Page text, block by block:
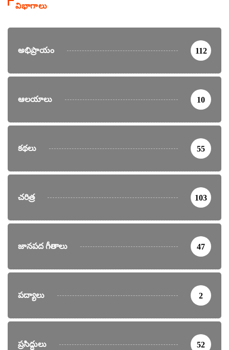
విభాగాలు
అభిప్రాయం 112
ఆలయాలు 10
కథలు 55
చరిత్ర 103
జానపద గీతాలు 47
పద్యాలు 2
ప్రసిద్ధులు 52